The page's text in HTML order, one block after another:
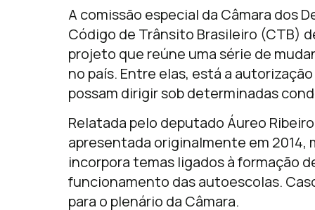
A comissão especial da Câmara dos
Código de Trânsito Brasileiro (CTB)
projeto que reúne uma série de
no país. Entre elas, está a
possam dirigir sob determinadas
Relatada pelo deputado Áureo
apresentada originalmente em 2014,
incorpora temas ligados à formação
funcionamento das autoescolas.
para o plenário da Câmara.